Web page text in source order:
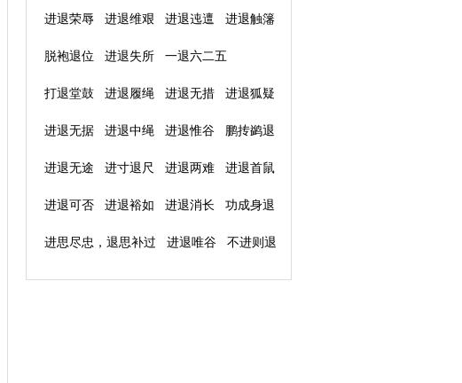
进退荣辱 进退维艰 进退迍邅 进退触籓
脱袍退位 进退失所 一退六二五
打退堂鼓 进退履绳 进退无措 进退狐疑
进退无据 进退中绳 进退惟谷 鹏抟鹢退
进退无途 进寸退尺 进退两难 进退首鼠
进退可否 进退裕如 进退消长 功成身退
进思尽忠，退思补过 进退唯谷 不进则退